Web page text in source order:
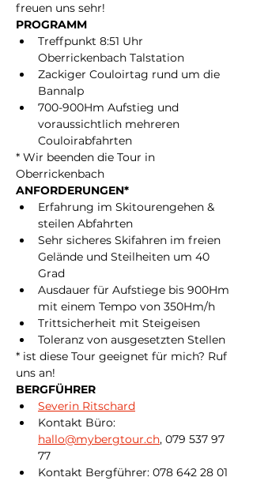
freuen uns sehr!
PROGRAMM
Treffpunkt 8:51 Uhr
Oberrickenbach Talstation
Zackiger Couloirtag rund um die
Bannalp
700-900Hm Aufstieg und
voraussichtlich mehreren
Couloirabfahrten
* Wir beenden die Tour in
Oberrickenbach
ANFORDERUNGEN*
Erfahrung im Skitourengehen &
steilen Abfahrten
Sehr sicheres Skifahren im freien
Gelände und Steilheiten um 40
Grad
Ausdauer für Aufstiege bis 900Hm
mit einem Tempo von 350Hm/h
Trittsicherheit mit Steigeisen
Toleranz von ausgesetzten Stellen
* ist diese Tour geeignet für mich? Ruf
uns an!
BERGFÜHRER
Severin Ritschard
Kontakt Büro:
hallo@mybergtour.ch, 079 537 97
77
Kontakt Bergführer: 078 642 28 01